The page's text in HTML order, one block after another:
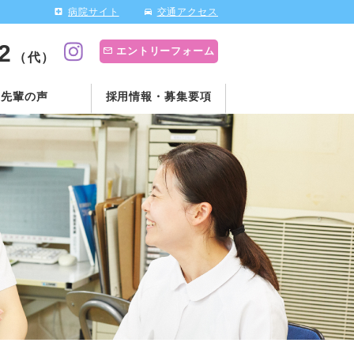
病院サイト 交通アクセス
（代） エントリーフォーム
先輩の声 採用情報・募集要項